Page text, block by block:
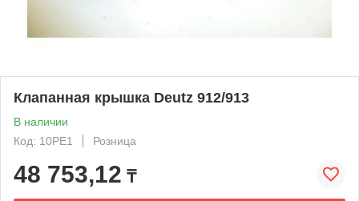
Клапанная крышка Deutz 912/913
В наличии
Код: 10PE1
Розница
48 753,12 ₸